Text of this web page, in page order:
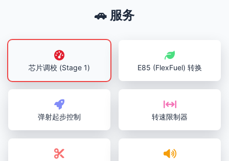
🚗 服务
芯片调校 (Stage 1) E85 (FlexFuel) 转换
弹射起步控制 转速限制器